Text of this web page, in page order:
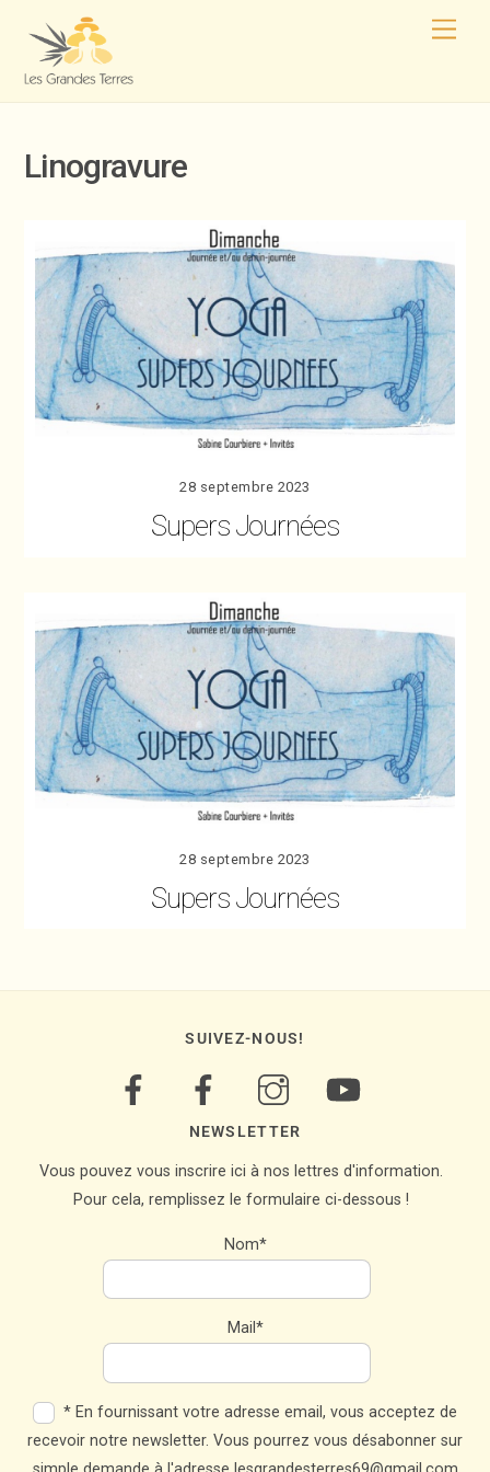
Linogravure
28 septembre 2023
Supers Journées
28 septembre 2023
Supers Journées
SUIVEZ-NOUS!
NEWSLETTER
Vous pouvez vous inscrire ici à nos lettres d'information.
Pour cela, remplissez le formulaire ci-dessous !
Nom*
Mail*
* En fournissant votre adresse email, vous acceptez de
recevoir notre newsletter. Vous pourrez vous désabonner sur